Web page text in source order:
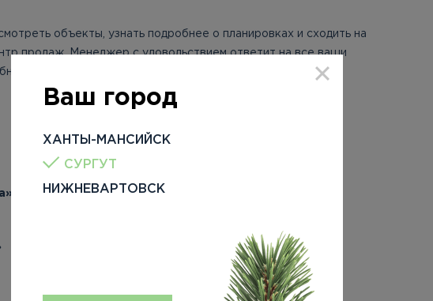
Ваш город
ХАНТЫ-МАНСИЙСК
СУРГУТ
НИЖНЕВАРТОВСК
объекты, узнать подробнее о планировках и сходить на
продаж. Менеджер с удовольствием ответит на все ваши
дату встречи.
и «Азбука»